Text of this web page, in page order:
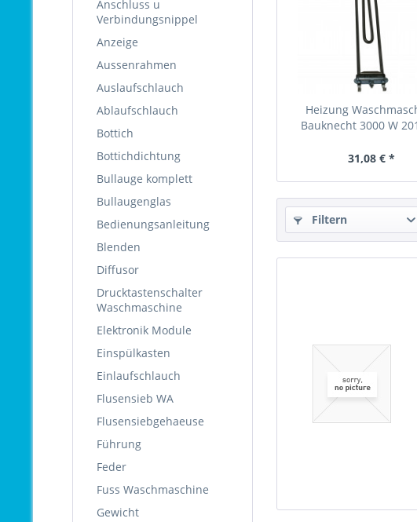
Anschluss u
Verbindungsnippel
Anzeige
Aussenrahmen
Auslaufschlauch
Ablaufschlauch
Bottich
Bottichdichtung
Bullauge komplett
Bullaugenglas
Bedienungsanleitung
Blenden
Diffusor
Drucktastenschalter
Waschmaschine
Elektronik Module
Einspülkasten
Einlaufschlauch
Flusensieb WA
Flusensiebgehaeuse
Führung
Feder
Fuss Waschmaschine
Gewicht
Heizung
Bauknecht 3000 W
31,08 € *
Filtern